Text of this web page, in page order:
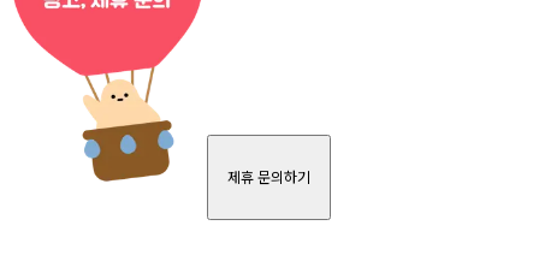
제휴 문의하기